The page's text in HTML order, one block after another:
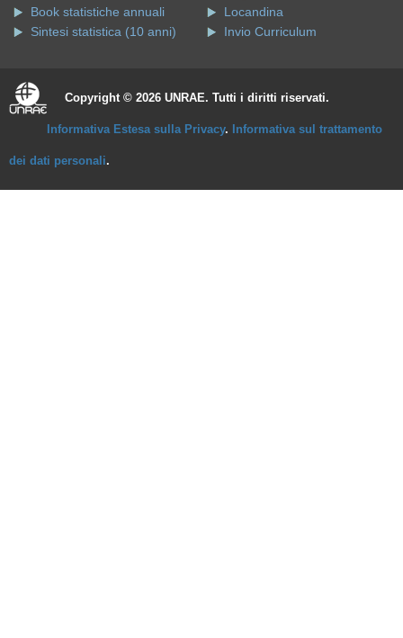
Book statistiche annuali
Sintesi statistica (10 anni)
Locandina
Invio Curriculum
Copyright © 2026 UNRAE. Tutti i diritti riservati.
Informativa Estesa sulla Privacy. Informativa sul trattamento
dei dati personali.